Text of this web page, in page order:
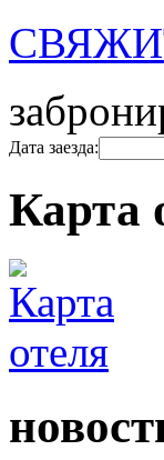
Дата заезда:
Карта